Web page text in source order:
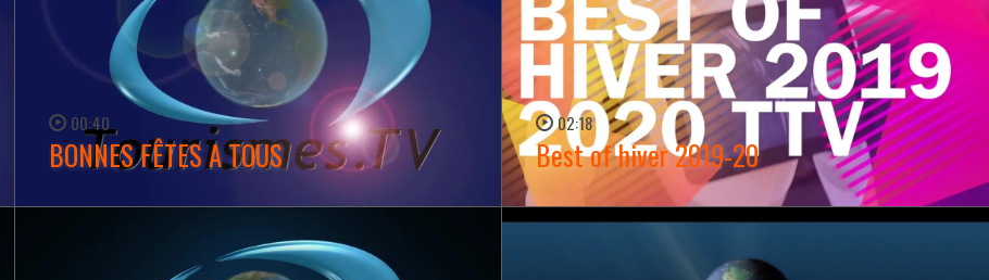
00:40
BONNES FÊTES A TOUS
02:18
Best of hiver 2019-20
WATCH NOW →